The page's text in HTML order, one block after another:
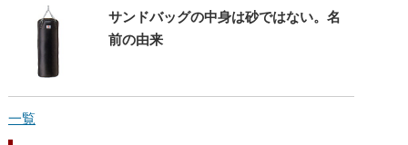
サンドバッグの中身は砂ではない。名
前の由来
一覧